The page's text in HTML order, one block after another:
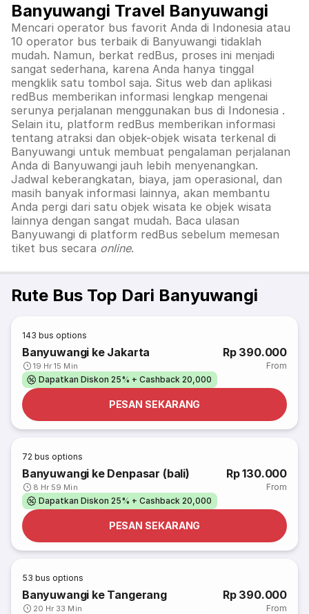
Banyuwangi Travel Banyuwangi
Mencari operator bus favorit Anda di Indonesia atau
10 operator bus terbaik di Banyuwangi tidaklah
mudah. Namun, berkat redBus, proses ini menjadi
sangat sederhana, karena Anda hanya tinggal
mengklik satu tombol saja. Situs web dan aplikasi
redBus memberikan informasi lengkap mengenai
serunya perjalanan menggunakan bus di Indonesia .
Selain itu, platform redBus memberikan informasi
tentang atraksi dan objek-objek wisata terkenal di
Banyuwangi untuk membuat pengalaman perjalanan
Anda di Banyuwangi jauh lebih menyenangkan.
Jadwal keberangkatan, biaya, jam operasional, dan
masih banyak informasi lainnya, akan membantu
Anda pergi dari satu objek wisata ke objek wisata
lainnya dengan sangat mudah. Baca ulasan
Banyuwangi di platform redBus sebelum memesan
tiket bus secara online.
Rute Bus Top Dari Banyuwangi
143 bus options
Banyuwangi ke Jakarta
19 Hr 15 Min
Rp 390.000
From
Dapatkan Diskon 25% + Cashback 20,000
PESAN SEKARANG
72 bus options
Banyuwangi ke Denpasar (bali)
8 Hr 59 Min
Rp 130.000
From
Dapatkan Diskon 25% + Cashback 20,000
PESAN SEKARANG
53 bus options
Banyuwangi ke Tangerang
20 Hr 33 Min
Rp 390.000
From